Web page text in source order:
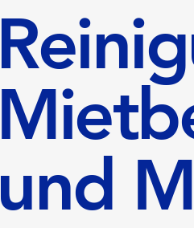
und